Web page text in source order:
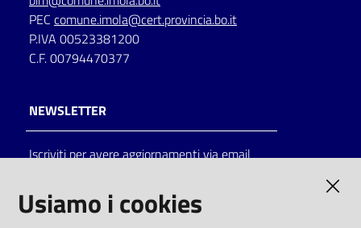
on line
PEC comune.imola@cert.provincia.bo.it
P.IVA 00523381200
C.F. 00794470377
NEWSLETTER
Iscriviti per avere aggiornamenti via email
Usiamo i cookies